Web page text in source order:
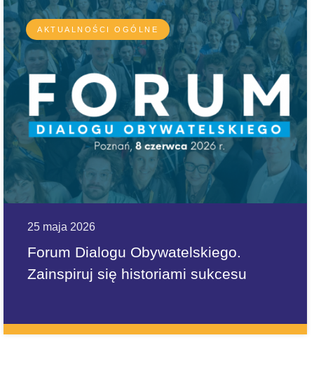
AKTUALNOŚCI OGÓLNE
25 maja 2026
Forum Dialogu Obywatelskiego.
Zainspiruj się historiami sukcesu